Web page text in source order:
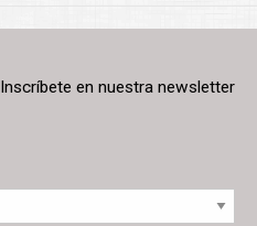
Inscríbete en nuestra newsletter